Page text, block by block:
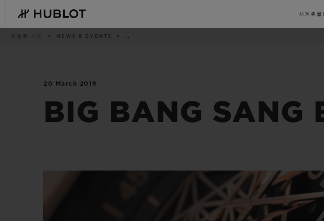
main
content
시계 위블
위블로 세계 NEWS & EVENTS ..
20 March 2019
BIG BANG SANG
최근 검색
최근 검색이 없습니다